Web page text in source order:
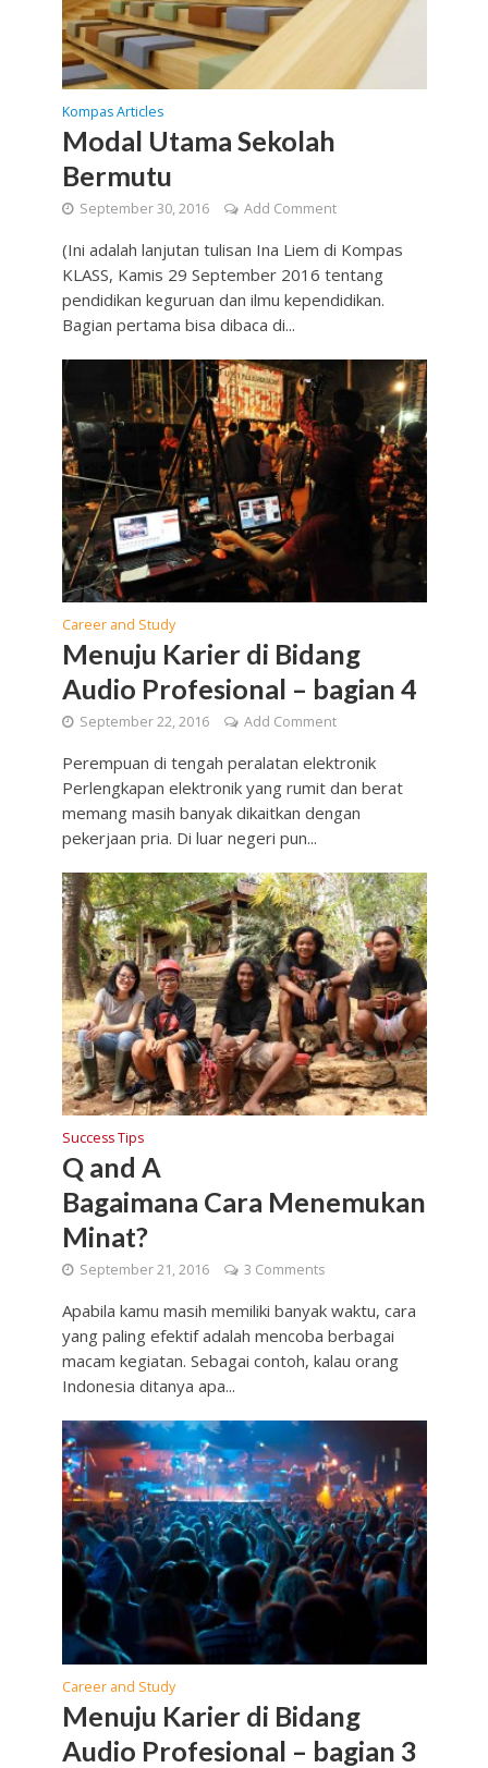
Kompas Articles
Modal Utama Sekolah
Bermutu
September 30, 2016 Add Comment
(Ini adalah lanjutan tulisan Ina Liem di Kompas
KLASS, Kamis 29 September 2016 tentang
pendidikan keguruan dan ilmu kependidikan.
Bagian pertama bisa dibaca di...
Career and Study
Menuju Karier di Bidang
Audio Profesional – bagian 4
September 22, 2016 Add Comment
Perempuan di tengah peralatan elektronik
Perlengkapan elektronik yang rumit dan berat
memang masih banyak dikaitkan dengan
pekerjaan pria. Di luar negeri pun...
Success Tips
Q and A
Bagaimana Cara Menemukan
Minat?
September 21, 2016 3 Comments
Apabila kamu masih memiliki banyak waktu, cara
yang paling efektif adalah mencoba berbagai
macam kegiatan. Sebagai contoh, kalau orang
Indonesia ditanya apa...
Career and Study
Menuju Karier di Bidang
Audio Profesional – bagian 3